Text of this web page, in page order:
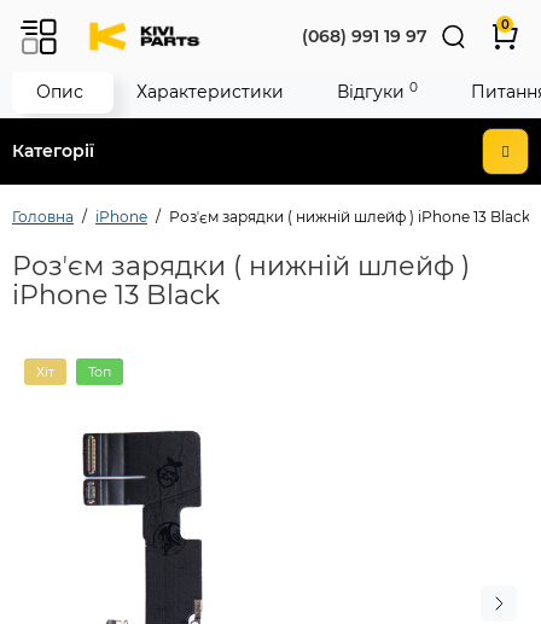
Категорії
(068) 991 19 97
0
Головна iPhone Розʼєм зарядки ( нижній шлейф ) iPhone 13 Black
Розʼєм зарядки ( нижній шлейф )
iPhone 13 Black
Хіт Топ
Опис Характеристики Відгуки 0